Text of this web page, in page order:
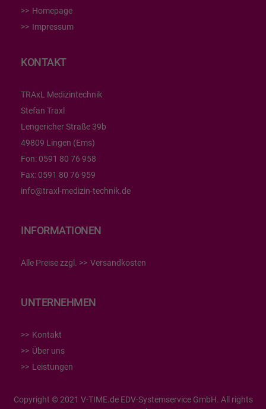
Homepage
Impressum
KONTAKT
TRAxL Medizintechnik
Stefan Traxl
Lengericher Straße 39b
49809 Lingen (Ems)
Fon: 0591 80 76 958
Fax: 0591 80 76 959
info@traxl-medizin-technik.de
INFORMATIONEN
Alle Preise zzgl. Versandkosten
UNTERNEHMEN
Kontakt
Über uns
Leistungen
Copyright © 2021 V-TIME.de EDV-Systemservice GmbH. All rights